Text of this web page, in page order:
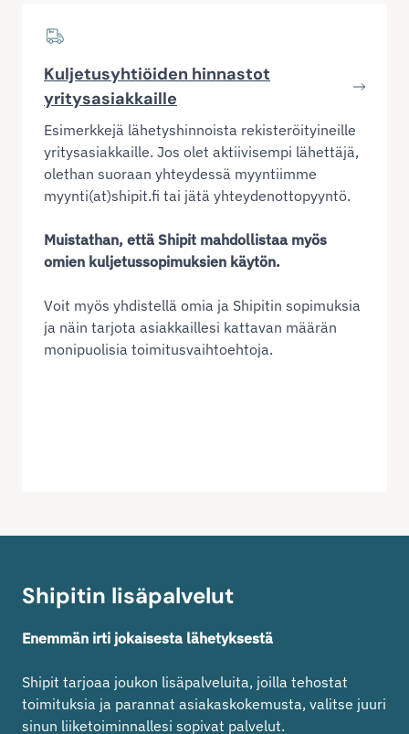
Kuljetusyhtiöiden hinnastot
yritysasiakkaille
Esimerkkejä lähetyshinnoista rekisteröityineille
yritysasiakkaille. Jos olet aktiivisempi lähettäjä,
olethan suoraan yhteydessä myyntiimme
myynti(at)shipit.fi tai jätä yhteydenottopyyntö.
Muistathan, että Shipit mahdollistaa myös
omien kuljetussopimuksien käytön.
Voit myös yhdistellä omia ja Shipitin sopimuksia
ja näin tarjota asiakkaillesi kattavan määrän
monipuolisia toimitusvaihtoehtoja.
Shipitin lisäpalvelut
Enemmän irti jokaisesta lähetyksestä
Shipit tarjoaa joukon lisäpalveluita, joilla tehostat
toimituksia ja parannat asiakaskokemusta, valitse juuri
sinun liiketoiminnallesi sopivat palvelut.